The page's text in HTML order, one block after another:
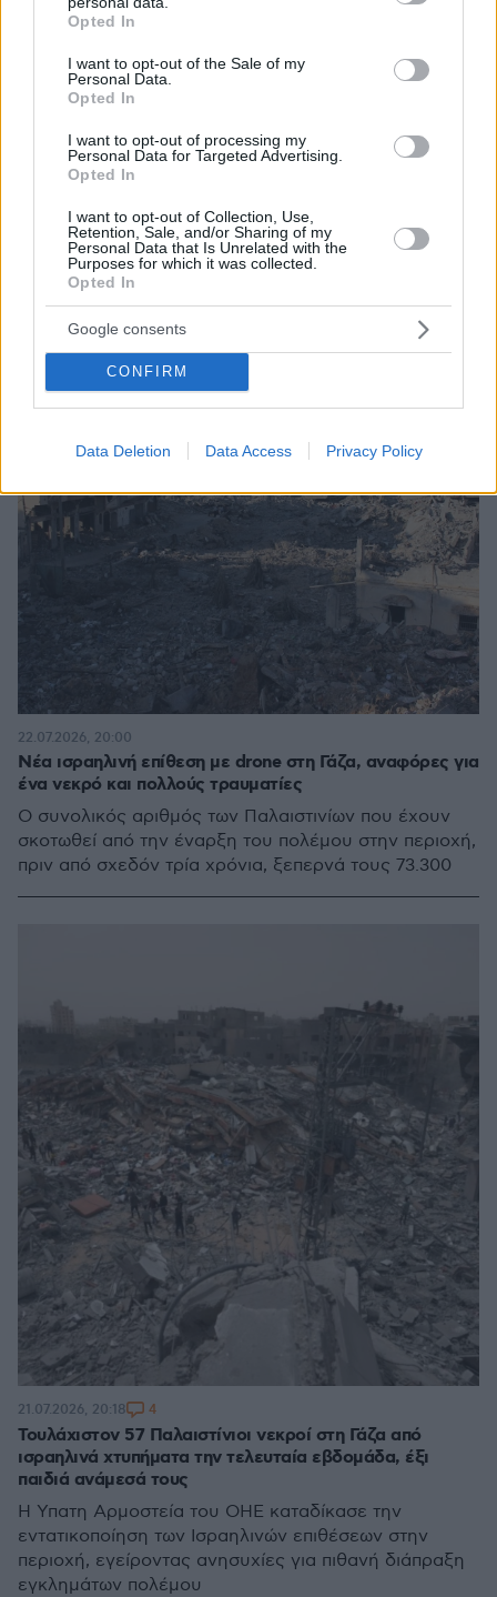
grant or deny consent to Google and its third-party tags to
use your data for below specified purposes in below Google
consent section.
Opted In
I want to opt-out of the Sale of my
Personal Data.
Opted In
I want to opt-out of processing my
Personal Data for Targeted Advertising.
Opted In
I want to opt-out of Collection, Use,
Retention, Sale, and/or Sharing of my
Personal Data that Is Unrelated with the
Purposes for which it was collected.
Opted In
Google consents
CONFIRM
Data Deletion Data Access Privacy Policy
Πέντε Παλαιστίνιοι νεκροί σε ισραηλινές επιθέσεις στη
Λωρίδα της Γάζας και στη Δυτική Όχθη
Στόχος της αεροπορικής επιδρομής στο βόρειο
τμήμα του παλαιστινιακού θύλακα ήταν
23.07.2026, 22:51
Νέα ισραηλινή επίθεση με drone στη Γάζα, αναφόρες για
ένα νεκρό και πολλούς τραυματίες
O συνολικός αριθμός των Παλαιστινίων που έχουν
σκοτωθεί από την έναρξη του πολέμου στην περιοχή,
πριν από σχεδόν τρία χρόνια, ξεπερνά τους 73.300
22.07.2026, 20:00
Τουλάχιστον 57 Παλαιστίνιοι νεκροί στη Γάζα από
ισραηλινά χτυπήματα την τελευταία εβδομάδα, έξι
παιδιά ανάμεσά τους
Η Υπατη Αρμοστεία του ΟΗΕ καταδίκασε την
εντατικοποίηση των Ισραηλινών επιθέσεων στην
περιοχή, εγείροντας ανησυχίες για πιθανή διάπραξη
εγκλημάτων πολέμου
21.07.2026, 20:18 4